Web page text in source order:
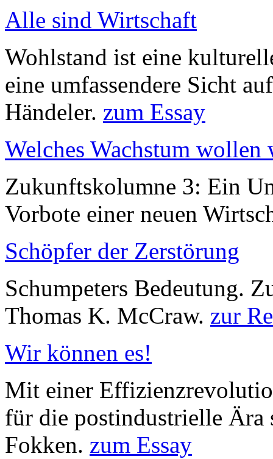
Alle sind Wirtschaft
Wohlstand ist eine
eine umfassendere Sicht
Händeler. zum Essay
Welches Wachstum wollen
Zukunftskolumne 3: Ein
Vorbote einer neuen
Schöpfer der Zerstörung
Schumpeters Bedeutung.
Thomas K. McCraw. zur
Wir können es!
Mit einer
für die postindustrielle Ära
Fokken. zum Essay